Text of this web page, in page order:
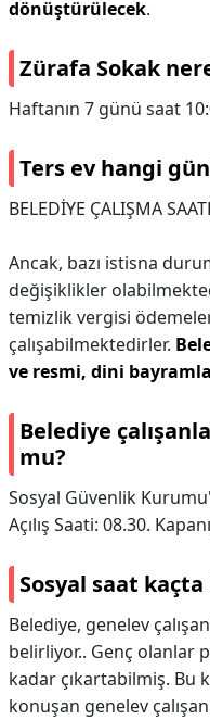
dönüştürülecek.
Zürafa Sokak
Haftanın 7 günü saat
Ters ev hangi
BELEDİYE ÇALIŞMA
Ancak, bazı istisna
değişiklikler
temizlik vergisi
çalışabilmektedirler.
ve resmi, dini
Belediye
mu?
Sosyal Güvenlik
Açılış Saati: 08.30.
Sosyal saat kaçta
Belediye, genelev
belirliyor.. Genç olanlar
kadar çıkartabilmiş. Bu
konuşan genelev